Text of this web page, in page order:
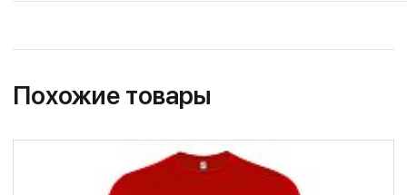
Похожие товары